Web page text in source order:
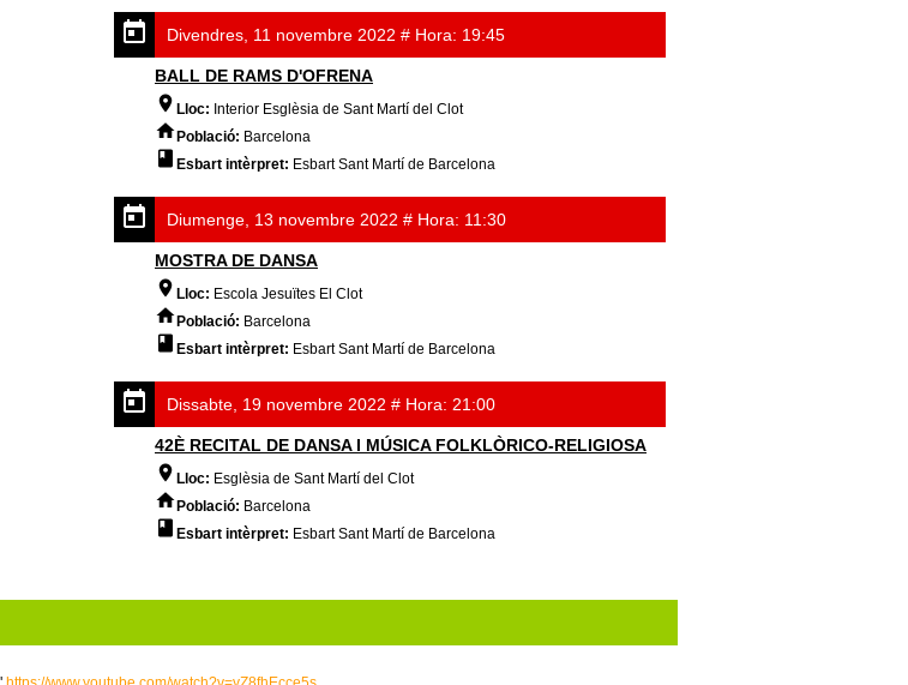
Divendres, 11 novembre 2022 # Hora: 19:45
BALL DE RAMS D'OFRENA
Lloc: Interior Esglèsia de Sant Martí del Clot
Població: Barcelona
Esbart intèrpret: Esbart Sant Martí de Barcelona
Diumenge, 13 novembre 2022 # Hora: 11:30
MOSTRA DE DANSA
Lloc: Escola Jesuïtes El Clot
Població: Barcelona
Esbart intèrpret: Esbart Sant Martí de Barcelona
Dissabte, 19 novembre 2022 # Hora: 21:00
42È RECITAL DE DANSA I MÚSICA FOLKLÒRICO-RELIGIOSA
Lloc: Esglèsia de Sant Martí del Clot
Població: Barcelona
Esbart intèrpret: Esbart Sant Martí de Barcelona